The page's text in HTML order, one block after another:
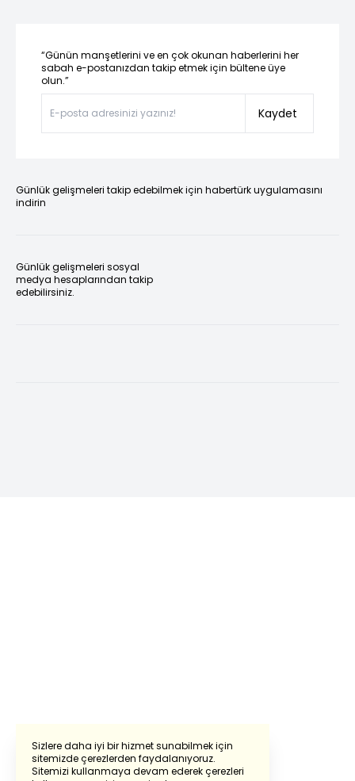
Sizlere daha iyi bir hizmet sunabilmek için
sitemizde çerezlerden faydalanıyoruz.
Sitemizi kullanmaya devam ederek çerezleri
“Günün manşetlerini ve en çok okunan haberlerini her
sabah e-postanızdan takip etmek için bültene üye
olun.”
Kaydet
Günlük gelişmeleri takip edebilmek için habertürk uygulamasını
indirin
Günlük gelişmeleri sosyal
medya hesaplarından takip
edebilirsiniz.
Powered by Translate